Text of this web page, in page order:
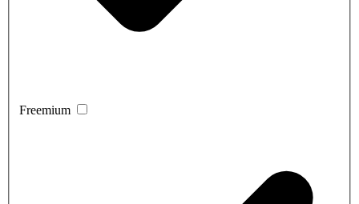
Freemium